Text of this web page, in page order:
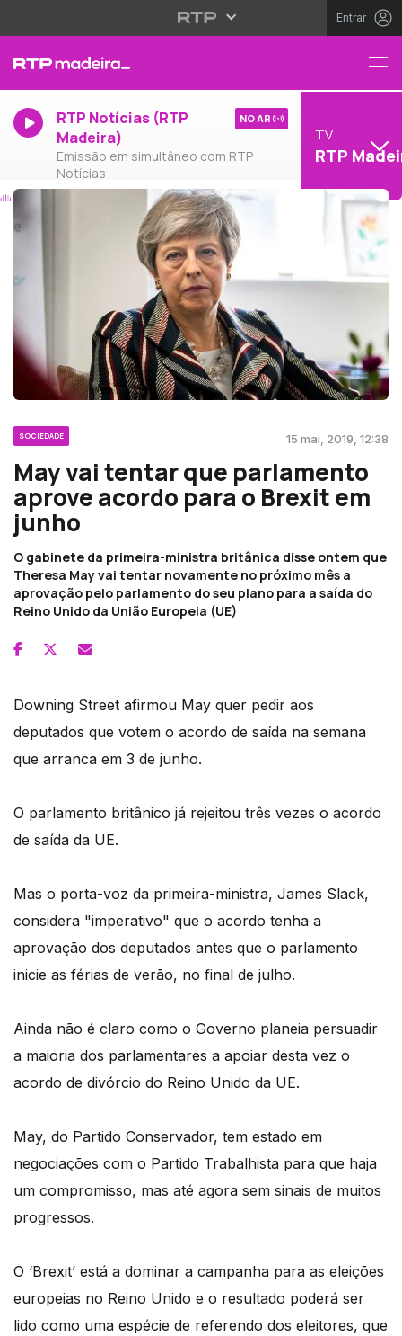
Entrar
RTP Notícias (RTP
Madeira)
Emissão em simultâneo com RTP
Notícias
NO AR
TV
RTP
SOCIEDADE 15 mai, 2019, 12:38
May vai tentar que parlamento
aprove acordo para o Brexit em
junho
O gabinete da primeira-ministra britânica disse ontem que
Theresa May vai tentar novamente no próximo mês a
aprovação pelo parlamento do seu plano para a saída do
Reino Unido da União Europeia (UE)
Downing Street afirmou May quer pedir aos
deputados que votem o acordo de saída na semana
que arranca em 3 de junho.
O parlamento britânico já rejeitou três vezes o acordo
de saída da UE.
Mas o porta-voz da primeira-ministra, James Slack,
considera "imperativo" que o acordo tenha a
aprovação dos deputados antes que o parlamento
inicie as férias de verão, no final de julho.
Ainda não é claro como o Governo planeia persuadir
a maioria dos parlamentares a apoiar desta vez o
acordo de divórcio do Reino Unido da UE.
May, do Partido Conservador, tem estado em
negociações com o Partido Trabalhista para que haja
um compromisso, mas até agora sem sinais de muitos
progressos.
O ‘Brexit’ está a dominar a campanha para as eleições
europeias no Reino Unido e o resultado poderá ser
lido como uma espécie de referendo dos eleitores, que